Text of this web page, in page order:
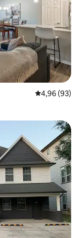
Gemiddelde
4,96 (93)